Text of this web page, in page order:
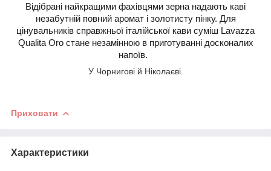
Відібрані найкращими фахівцями зерна надають каві
незабутній повний аромат і золотисту пінку. Для
цінувальників справжньої італійської кави суміш Lavazza
Qualita Oro стане незамінною в приготуванні досконалих
напоїв.
У Чорнигові й Ніколаєві.
Приховати
Характеристики